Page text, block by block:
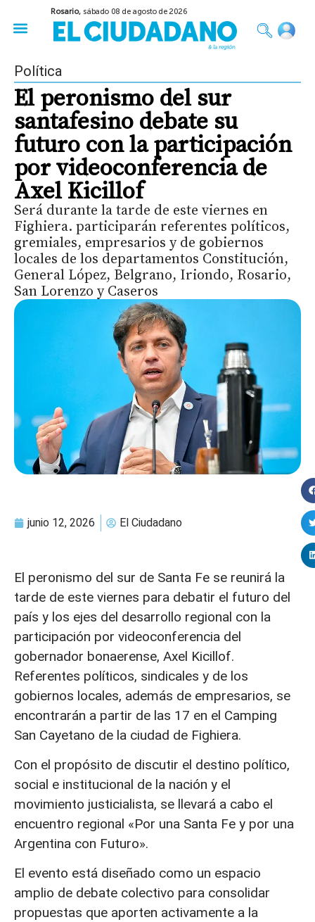
Rosario, sábado 08 de agosto de 2026
Política
El peronismo del sur
santafesino debate su
futuro con la participación
por videoconferencia de
Axel Kicillof
Será durante la tarde de este viernes en
Fighiera. participarán referentes políticos,
gremiales, empresarios y de gobiernos
locales de los departamentos Constitución,
General López, Belgrano, Iriondo, Rosario,
San Lorenzo y Caseros
junio 12, 2026 El Ciudadano
El peronismo del sur de Santa Fe se reunirá la
tarde de este viernes para debatir el futuro del
país y los ejes del desarrollo regional con la
participación por videoconferencia del
gobernador bonaerense, Axel Kicillof.
Referentes políticos, sindicales y de los
gobiernos locales, además de empresarios, se
encontrarán a partir de las 17 en el Camping
San Cayetano de la ciudad de Fighiera.
Con el propósito de discutir el destino político,
social e institucional de la nación y el
movimiento justicialista, se llevará a cabo el
encuentro regional «Por una Santa Fe y por una
Argentina con Futuro».
El evento está diseñado como un espacio
amplio de debate colectivo para consolidar
propuestas que aporten activamente a la